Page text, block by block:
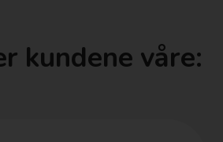
kundene våre: